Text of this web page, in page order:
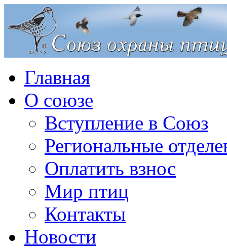
Главная
О союзе
Вступление в Союз
Региональные
Оплатить взнос
Мир птиц
Контакты
Новости